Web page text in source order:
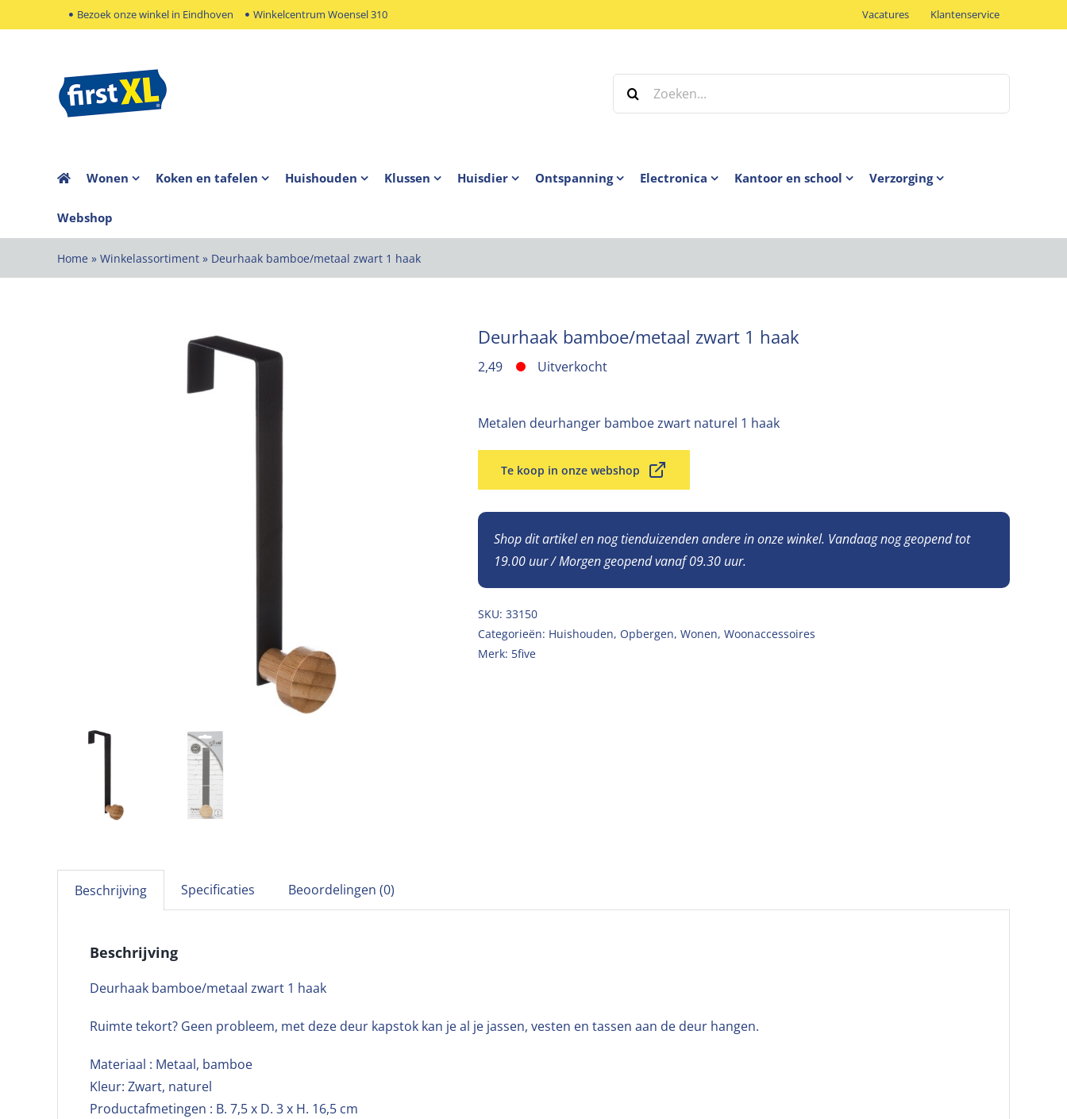
naar
Bezoek onze winkel in Eindhoven Winkelcentrum Woensel 310 Vacatures Klantenservice
Zoeken
naar:
Wonen Koken en tafelen Huishouden Klussen Huisdier Ontspanning Electronica Kantoor en school Verzorging
Webshop
Home » Winkelassortiment » Deurhaak bamboe/metaal zwart 1 haak
Deurhaak bamboe/metaal zwart 1 haak
2,49 Uitverkocht
Metalen deurhanger bamboe zwart naturel 1 haak
Te koop in onze webshop
Shop dit artikel en nog tienduizenden andere in onze winkel. Vandaag nog geopend tot
19.00 uur / Morgen geopend vanaf 09.30 uur.
SKU: 33150
Categorieën: Huishouden, Opbergen, Wonen, Woonaccessoires
Merk: 5five
Beschrijving Specificaties Beoordelingen (0)
Beschrijving
Deurhaak bamboe/metaal zwart 1 haak
Ruimte tekort? Geen probleem, met deze deur kapstok kan je al je jassen, vesten en tassen aan de deur hangen.
Materiaal : Metaal, bamboe
Kleur: Zwart, naturel
Productafmetingen : B. 7,5 x D. 3 x H. 16,5 cm